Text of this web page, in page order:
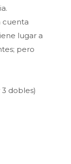
cuenta
lugar a
pero
dobles)